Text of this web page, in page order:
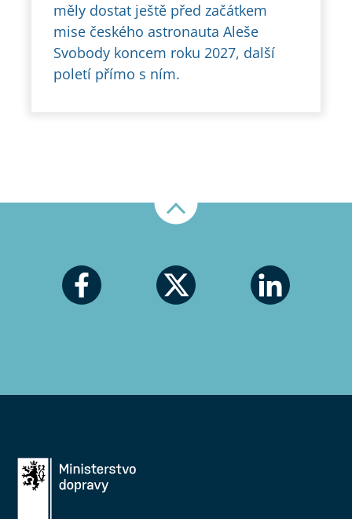
měly dostat ještě před začátkem
mise českého astronauta Aleše
Svobody koncem roku 2027, další
poletí přímo s ním.